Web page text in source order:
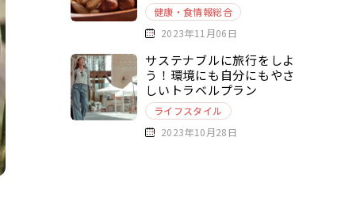
健康・食情報総合
2023年11月06日
サステナブルに旅行をしよ
う！環境にも自分にもやさ
しいトラベルプラン
ライフスタイル
2023年10月28日